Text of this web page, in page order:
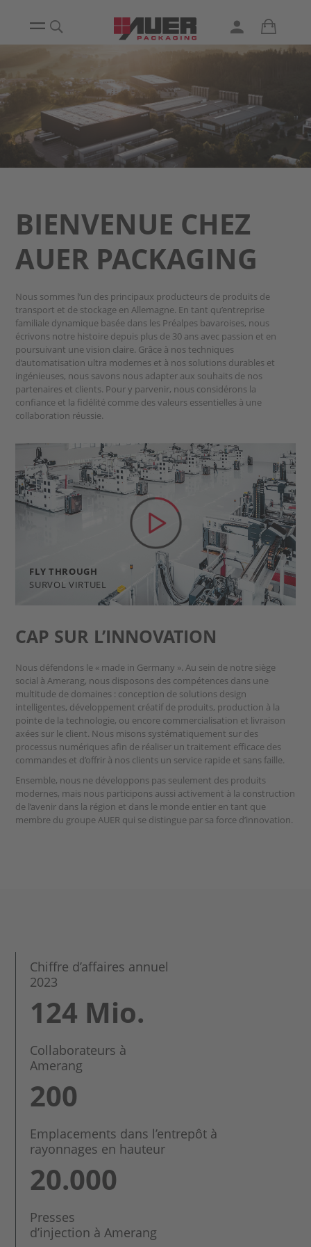
BIENVENUE CHEZ
AUER PACKAGING
Nous sommes l’un des principaux producteurs de produits de
transport et de stockage en Allemagne. En tant qu’entreprise
familiale dynamique basée dans les Préalpes bavaroises, nous
écrivons notre histoire depuis plus de 30 ans avec passion et en
poursuivant une vision claire. Grâce à nos techniques
d’automatisation ultra modernes et à nos solutions durables et
ingénieuses, nous savons nous adapter aux souhaits de nos
partenaires et clients. Pour y parvenir, nous considérons la
confiance et la fidélité comme des valeurs essentielles à une
collaboration réussie.
FLY THROUGH
SURVOL VIRTUEL
CAP SUR L’INNOVATION
Nous défendons le « made in Germany ». Au sein de notre siège
social à Amerang, nous disposons des compétences dans une
multitude de domaines : conception de solutions design
intelligentes, développement créatif de produits, production à la
pointe de la technologie, ou encore commercialisation et livraison
axées sur le client. Nous misons systématiquement sur des
processus numériques afin de réaliser un traitement efficace des
commandes et d’offrir à nos clients un service rapide et sans faille.
Ensemble, nous ne développons pas seulement des produits
modernes, mais nous participons aussi activement à la construction
de l’avenir dans la région et dans le monde entier en tant que
membre du groupe AUER qui se distingue par sa force d’innovation.
Chiffre d’affaires annuel
2023
124 Mio.
Collaborateurs à
Amerang
200
Emplacements dans l’entrepôt à
rayonnages en hauteur
20.000
Presses
d’injection à Amerang